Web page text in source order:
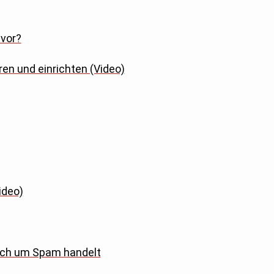
und einrichten (Video)
um Spam handelt